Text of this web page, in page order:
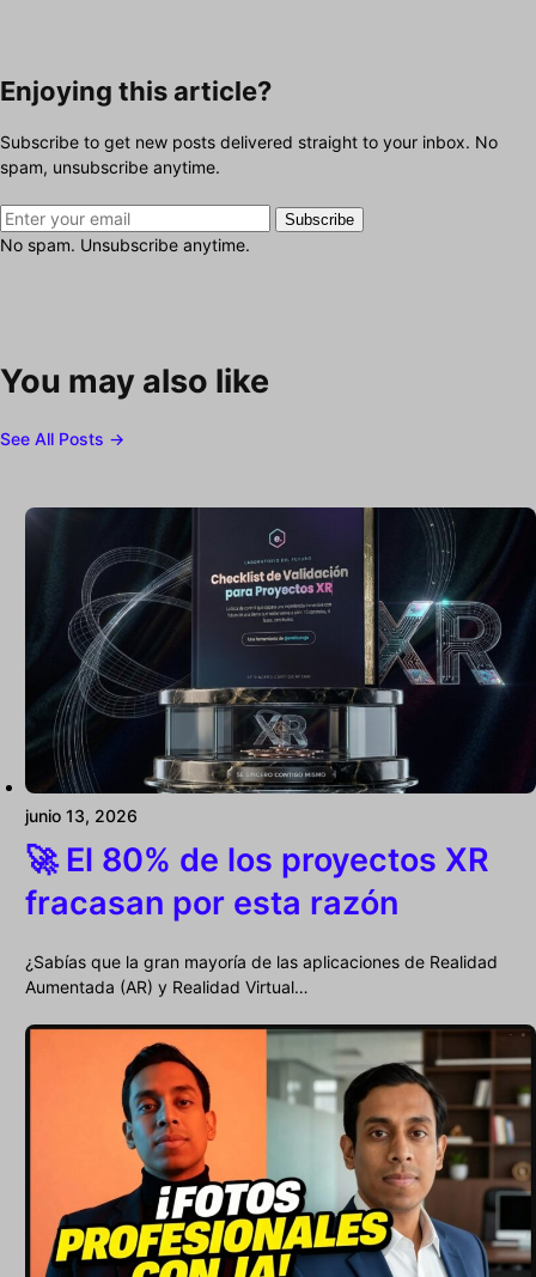
Enjoying this article?
Subscribe to get new posts delivered straight to your inbox. No
spam, unsubscribe anytime.
Subscribe
No spam. Unsubscribe anytime.
You may also like
See All Posts →
junio 13, 2026
🚀 El 80% de los proyectos XR
fracasan por esta razón
¿Sabías que la gran mayoría de las aplicaciones de Realidad
Aumentada (AR) y Realidad Virtual…